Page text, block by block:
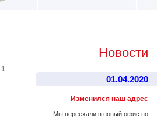
Новости
01.04.2020
Изменился наш адрес
Мы переехали в новый офис по